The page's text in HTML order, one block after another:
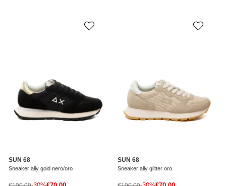
SUN 68
Sneaker ally gold nero/oro
SUN 68
Sneaker ally glitter oro